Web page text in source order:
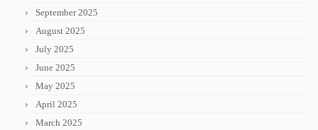
September 2025
August 2025
July 2025
June 2025
May 2025
April 2025
March 2025